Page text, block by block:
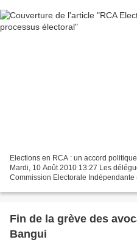
Elections en RCA : un accord
Mardi, 10 Août 2010 13:27 Les
Commission Electorale Indépendante
Fin de la grève des
Bangui